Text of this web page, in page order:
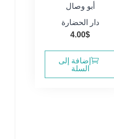
أبو وصال
دار الحضارة
4.00$
إضافة إلى
السلة